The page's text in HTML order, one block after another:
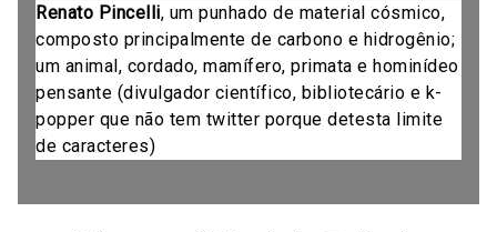
Renato Pincelli, um punhado de material cósmico,
composto principalmente de carbono e hidrogênio;
um animal, cordado, mamífero, primata e hominídeo
pensante (divulgador científico, bibliotecário e k-
popper que não tem twitter porque detesta limite
de caracteres)